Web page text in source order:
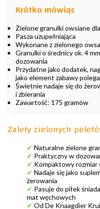
Krótko mówiąc
Zielone granulki owsiane
Pasza uzupełniająca
Wykonane z zielonego owsa
Granulki o średnicy ok. 4
dozowania
Przydatne jako dodatek,
jako element zabawy
Świetnie nadaje się do
i zbierania
Zawartość: 175 gramów
Zalety zielonych
✔ Naturalne zielone
✔ Praktyczny w
✔ Kompaktowy rozmiar
✔ Nadaje się jako
żerowania
✔ Pasuje do piłek
mat węchowych
✔ Od De Knaagdier